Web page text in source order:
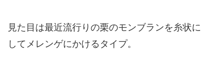
見た目は最近流行りの栗のモンブランを糸状に
してメレンゲにかけるタイプ。